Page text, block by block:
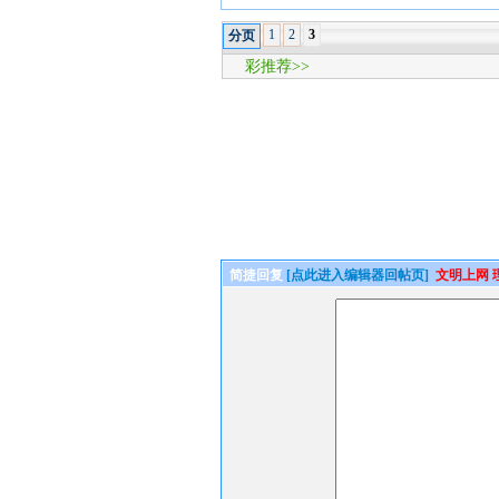
分页 1 2 3
彩推荐>>
简捷回复 [点此进入编辑器回帖页] 文明上网